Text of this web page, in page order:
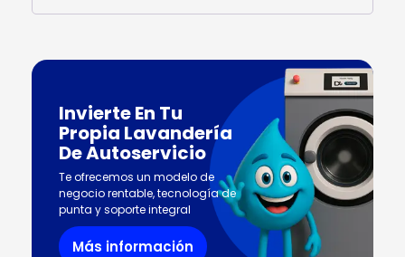
Invierte En Tu
Propia Lavandería
De Autoservicio
Te ofrecemos un modelo de
negocio rentable, tecnología de
punta y soporte integral
Más información